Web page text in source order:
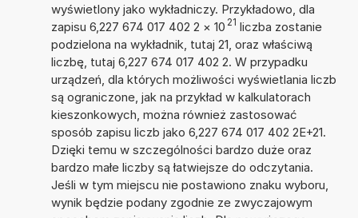
wyświetlony jako wykładniczy. Przykładowo, dla
zapisu 6,227 674 017 402 2 × 10 21 liczba zostanie
podzielona na wykładnik, tutaj 21, oraz właściwą
liczbę, tutaj 6,227 674 017 402 2. W przypadku
urządzeń, dla których możliwości wyświetlania liczb
są ograniczone, jak na przykład w kalkulatorach
kieszonkowych, można również zastosować
sposób zapisu liczb jako 6,227 674 017 402 2E+21.
Dzięki temu w szczególności bardzo duże oraz
bardzo małe liczby są łatwiejsze do odczytania.
Jeśli w tym miejscu nie postawiono znaku wyboru,
wynik będzie podany zgodnie ze zwyczajowym